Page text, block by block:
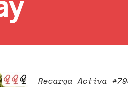
Recarga Activa